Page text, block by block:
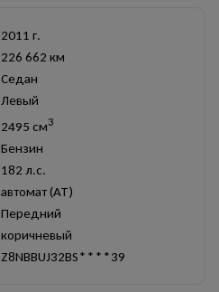
2011 г.
226 662 км
Седан
Левый
2495 см3
Бензин
182 л.с.
автомат (AT)
Передний
коричневый
Z8NBBUJ32BS****39